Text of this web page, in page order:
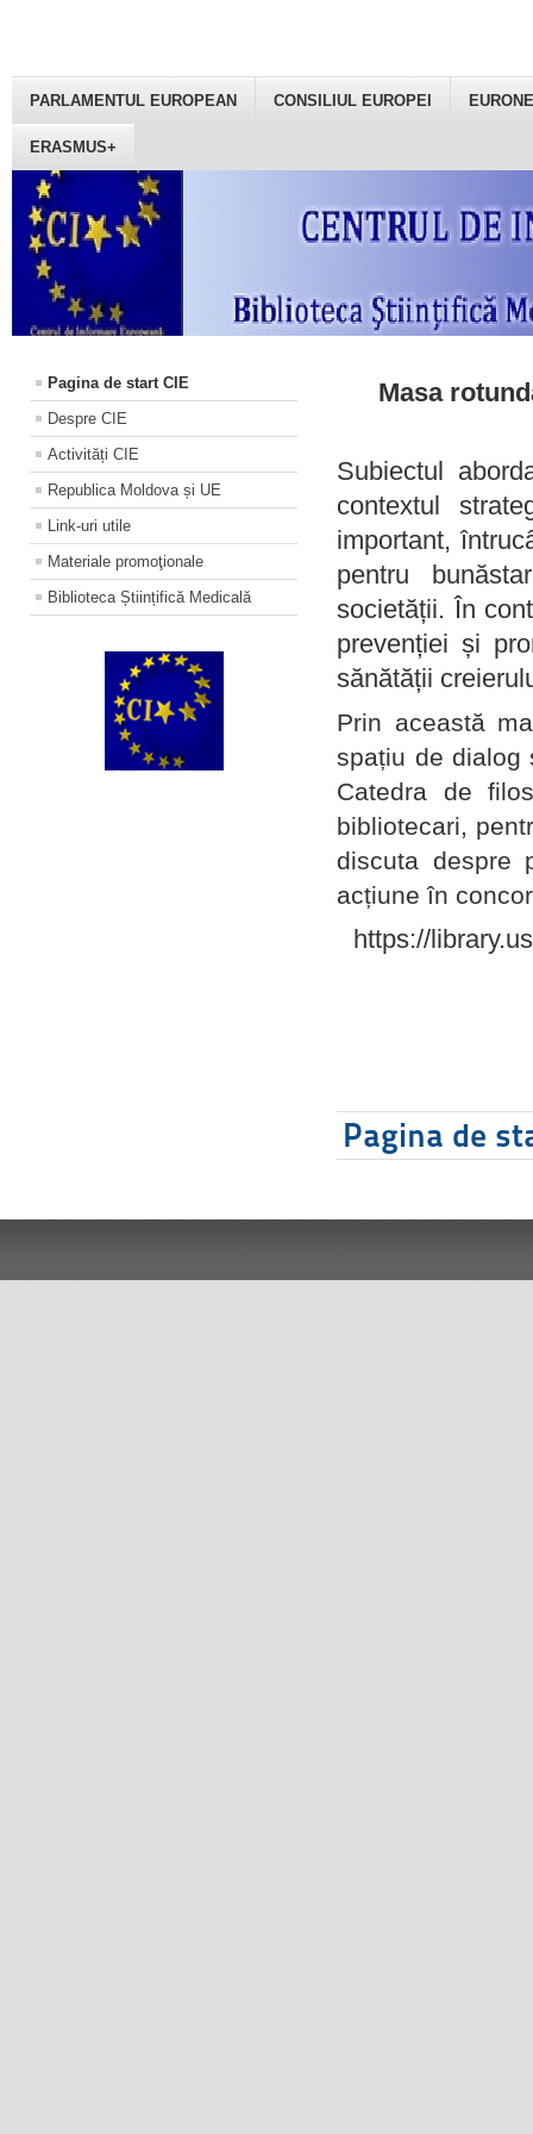
PARLAMENTUL EUROPEAN CONSILIUL EUROPEI
ERASMUS+
Pagina de start CIE
Despre CIE
Activități CIE
Republica Moldova și UE
Link-uri utile
Materiale promoţionale
Biblioteca Științifică Medicală
Masa
Subiectul
contextul
important,
pentru
societății. În
prevenției și
sănătății
Prin această
spațiu de dialog
Catedra de
bibliotecari,
discuta despre
acțiune în
https://
Pagina de